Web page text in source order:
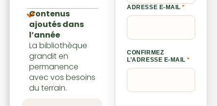
Contenus
ajoutés dans
l’année
La bibliothèque
grandit en
permanence
avec vos besoins
du terrain.
ADRESSE E-MAIL *
CONFIRMEZ
L’ADRESSE E-MAIL *